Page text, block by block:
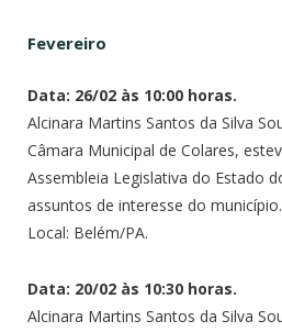
Fevereiro
Data: 26/02 às 10:00 horas.
Alcinara Martins Santos da Silva
Câmara Municipal de Colares,
Assembleia Legislativa do Estado
assuntos de interesse do município.
Local: Belém/PA.
Data: 20/02 às 10:30 horas.
Alcinara Martins Santos da Silva